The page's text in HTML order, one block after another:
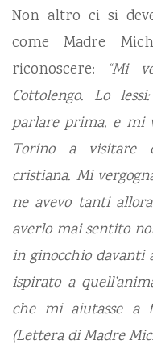
Non altro ci si
come Madre
riconoscere:
“Mi
Cottolengo. Lo
parlare prima, e mi
Torino a visitare
cristiana. Mi
ne avevo tanti
averlo mai sentito
in ginocchio davanti
ispirato a
che mi aiutasse a
(Lettera di Madre